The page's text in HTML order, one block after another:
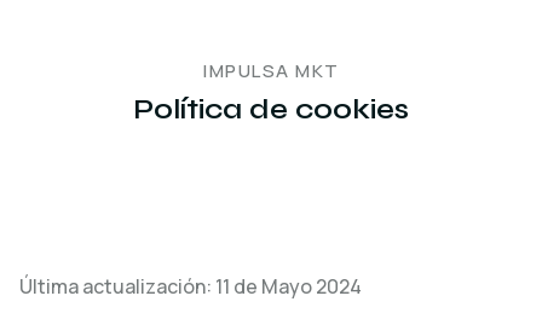
IMPULSA MKT
Política de cookies
Última actualización: 11 de Mayo 2024